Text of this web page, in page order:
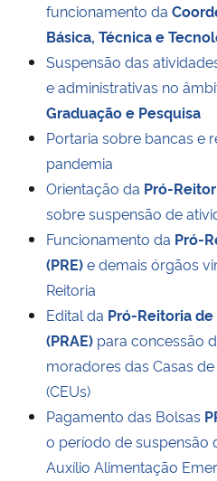
funcionamento da
Básica, Técnica e
Suspensão das
e administrativas no
Graduação e Pesquisa
Portaria sobre bancas e
pandemia
Orientação da Pró-
sobre suspensão de
Funcionamento da Pró-
(PRE)e demais órgãos
Reitoria
Edital da Pró-Reitoria
(PRAE) para concessão
moradores das Casas
(CEUs)
Pagamento das Bolsas
o período de suspensão
Auxílio Alimentação